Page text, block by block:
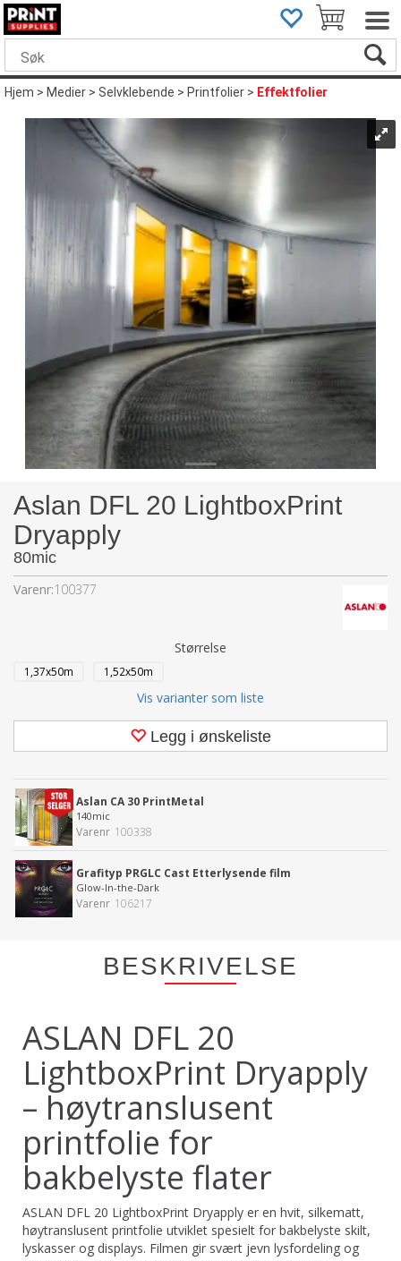
Hjem>Medier>Selvklebende>Printfolier> Effektfolier
Aslan DFL 20 LightboxPrint
Dryapply
80mic
Varenr:100377
Størrelse
1,37x50m 1,52x50m
Vis varianter som liste
Legg i ønskeliste
Aslan CA 30 PrintMetal
140mic
Varenr 100338
Grafityp PRGLC Cast Etterlysende film
Glow-In-the-Dark
Varenr 106217
BESKRIVELSE
ASLAN DFL 20
LightboxPrint Dryapply
– høytranslusent
printfolie for
bakbelyste flater
ASLAN DFL 20 LightboxPrint Dryapply er en hvit, silkematt,
høytranslusent printfolie utviklet spesielt for bakbelyste skilt,
lyskasser og displays. Filmen gir svært jevn lysfordeling og